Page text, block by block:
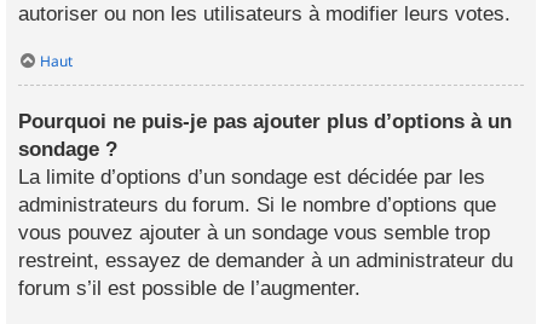
autoriser ou non les utilisateurs à modifier leurs votes.
Haut
Pourquoi ne puis-je pas ajouter plus d’options à un
sondage ?
La limite d’options d’un sondage est décidée par les
administrateurs du forum. Si le nombre d’options que
vous pouvez ajouter à un sondage vous semble trop
restreint, essayez de demander à un administrateur du
forum s’il est possible de l’augmenter.